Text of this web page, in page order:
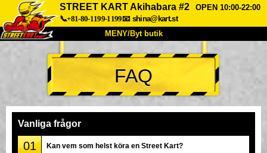
STREET KART Akihabara #2
OPEN 10:00-22:00
📞+81-80-1199-1199📧 shina@kart.st
MENY/Byt butik
HEM
Om oss Specifikationer Pris
Företag
FAQ
Vanliga frågor
01 Kan vem som helst köra en Street Kart?